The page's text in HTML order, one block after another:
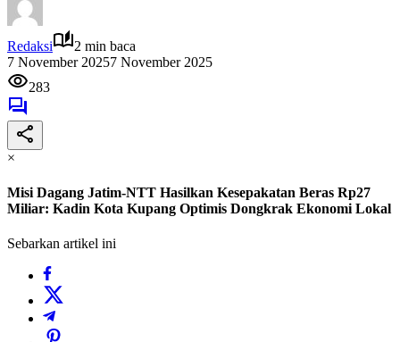
Redaksi
2 min baca
7 November 20257 November 2025
283
×
Misi Dagang Jatim-NTT Hasilkan Kesepakatan Beras Rp27
Miliar: Kadin Kota Kupang Optimis Dongkrak Ekonomi Lokal
Sebarkan artikel ini